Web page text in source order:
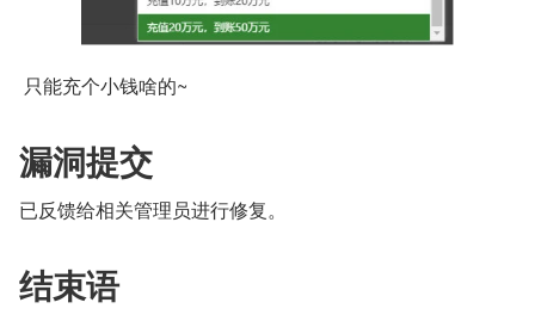
只能充个小钱啥的~
漏洞提交
已反馈给相关管理员进行修复。
结束语